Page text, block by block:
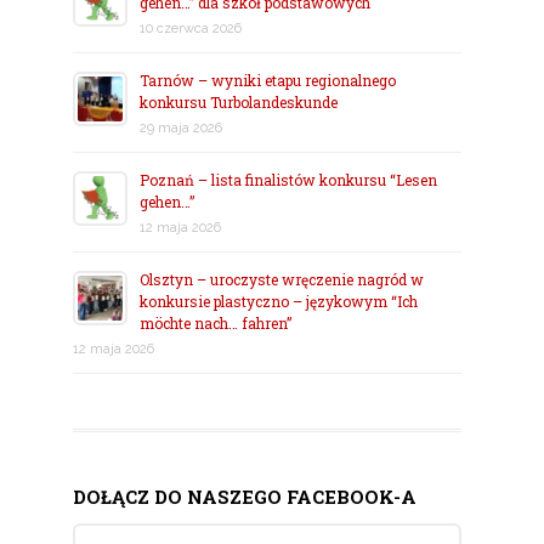
10 czerwca 2026
Tarnów – wyniki etapu regionalnego
konkursu Turbolandeskunde
29 maja 2026
Poznań – lista finalistów konkursu “Lesen
gehen…”
12 maja 2026
Olsztyn – uroczyste wręczenie nagród w
konkursie plastyczno – językowym “Ich
möchte nach… fahren”
12 maja 2026
DOŁĄCZ DO NASZEGO FACEBOOK-A